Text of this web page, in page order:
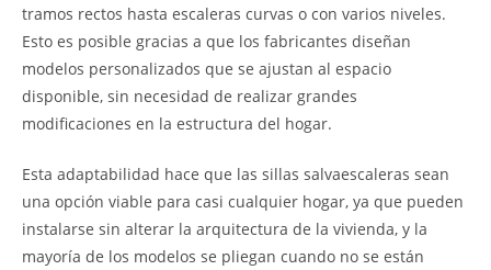
tramos rectos hasta escaleras curvas o con varios niveles.
Esto es posible gracias a que los fabricantes diseñan
modelos personalizados que se ajustan al espacio
disponible, sin necesidad de realizar grandes
modificaciones en la estructura del hogar.
Esta adaptabilidad hace que las sillas salvaescaleras sean
una opción viable para casi cualquier hogar, ya que pueden
instalarse sin alterar la arquitectura de la vivienda, y la
mayoría de los modelos se pliegan cuando no se están